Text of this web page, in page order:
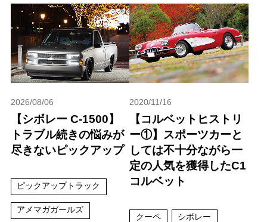
2026/08/06
【シボレー C-1500】
トラブル続きの悩みが
尽きないピックアップ
ピックアップトラック
アメマガガールズ
2020/11/16
【コルベットヒストリ
ー①】スポーツカーと
しては不十分ながら一
定の人気を獲得したC1
コルベット
クーペ シボレー